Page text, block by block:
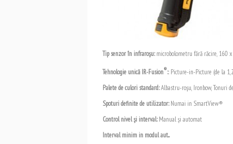
Tip senzor în infraroşu:microbolometru fără răcire, 160
Tehnologie unică IR-Fusion®:: Picture-in-Picture (de la
Palete de culori standard:Albastru-roşu, Ironbow, Tonuri
Spoturi definite de utilizator:Numai in SmartView®
Control nivel şi interval:Manual şi automat
Interval minim in modul aut...